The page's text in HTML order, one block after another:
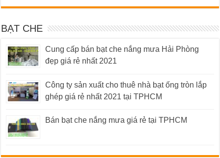
BẠT CHE
Cung cấp bán bạt che nắng mưa Hải Phòng
đẹp giá rẻ nhất 2021
Công ty sản xuất cho thuê nhà bạt ống tròn lắp
ghép giá rẻ nhất 2021 tại TPHCM
Bán bạt che nắng mưa giá rẻ tại TPHCM